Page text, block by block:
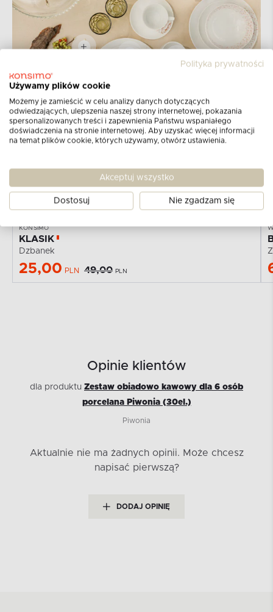
W MAGAZYNIE -49%
KONSIMO
KLASIK
Dzbanek
25,00 PLN 49,00 PLN
Opinie klientów
dla produktu Zestaw obiadowo kawowy dla 6 osób
porcelana Piwonia (30el.)
Piwonia
Aktualnie nie ma żadnych opinii. Może chcesz
napisać pierwszą?
DODAJ OPINIĘ
Polityka prywatności
Używamy plików cookie
Możemy je zamieścić w celu analizy danych dotyczących
odwiedzających, ulepszenia naszej strony internetowej, pokazania
spersonalizowanych treści i zapewnienia Państwu wspaniałego
doświadczenia na stronie internetowej. Aby uzyskać więcej informacji
na temat plików cookie, których używamy, otwórz ustawienia.
Akceptuj wszystko
Dostosuj Nie zgadzam się